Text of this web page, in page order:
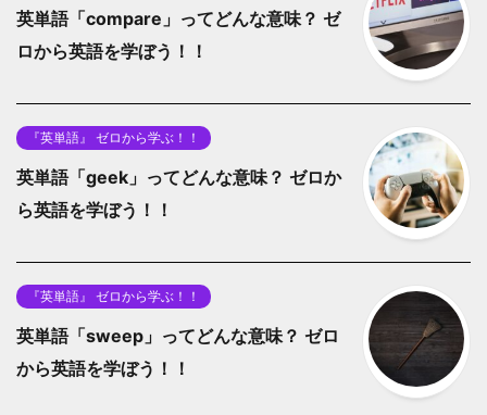
英単語「compare」ってどんな意味？ ゼ
ロから英語を学ぼう！！
『英単語』 ゼロから学ぶ！！
英単語「geek」ってどんな意味？ ゼロか
ら英語を学ぼう！！
『英単語』 ゼロから学ぶ！！
英単語「sweep」ってどんな意味？ ゼロ
から英語を学ぼう！！